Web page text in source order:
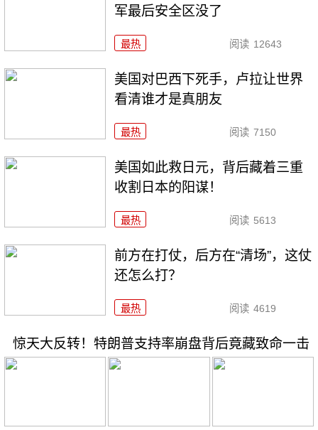
军最后安全区没了
最热 阅读 12643
美国对巴西下死手，卢拉让世界
看清谁才是真朋友
最热 阅读 7150
美国如此救日元，背后藏着三重
收割日本的阳谋！
最热 阅读 5613
前方在打仗，后方在“清场”，这仗
还怎么打？
最热 阅读 4619
惊天大反转！特朗普支持率崩盘背后竟藏致命一击